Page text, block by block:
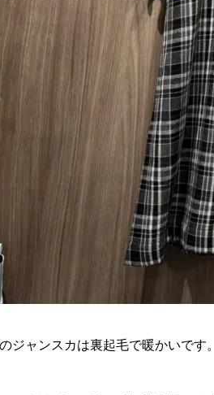
ジャンスカは裏起毛で暖かいです。